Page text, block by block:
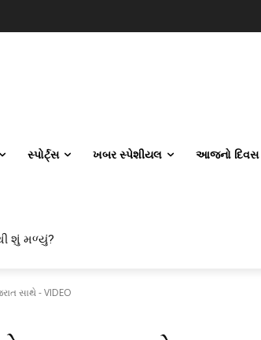
સ્પોર્ટ્સ ખબર સ્પેશીયલ આજનો દિવસ
પસંદ કરી રહ્યા છે? IITનો ટ્રેન્ડ બદલાઈ ગયો છે
શું મળ્યું?
સાથે - VIDEO